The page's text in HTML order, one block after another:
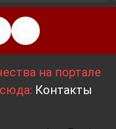
на портале
Контакты